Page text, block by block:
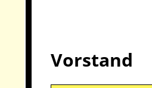
Vorstand